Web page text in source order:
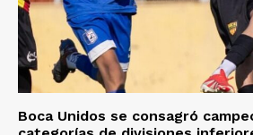
Boca Unidos se consagró